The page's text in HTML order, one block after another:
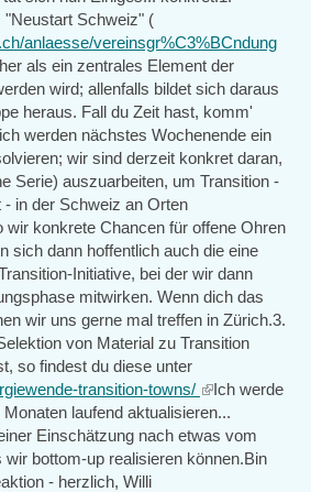
"Neustart Schweiz" (
anlaesse/vereinsgr%C3%BCndung
als ein zentrales Element der
wird; allenfalls bildet sich daraus
heraus. Fall du Zeit hast, komm'
werden nächstes Wochenende ein
wir sind derzeit konkret daran,
Serie) auszuarbeiten, um Transition -
in der Schweiz an Orten
wir konkrete Chancen für offene Ohren
sich dann hoffentlich auch die eine
Initiative, bei der wir dann
mitwirken. Wenn dich das
wir uns gerne mal treffen in Zürich.3.
von Material zu Transition
so findest du diese unter
transition-towns/ (link
is
external)
Ich werde
laufend aktualisieren...
Einschätzung nach etwas vom
bottom-up realisieren können.Bin
- herzlich, Willi